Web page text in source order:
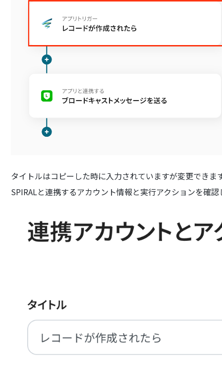
タイトルはコピーした時に入力されていますが変更できま
SPIRALと連携するアカウント情報と実行アクションを確